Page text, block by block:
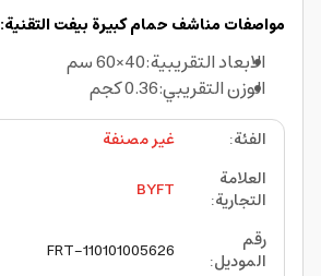
مواصفات مناشف حمام كبيرة بيفت التقنية:
الابعاد التقريبية:40×60 سم
الوزن التقريبي:0.36 كجم
الفئة:
غير مصنفة
العلامة
التجارية:
BYFT
رقم
الموديل:
FRT-110101005626